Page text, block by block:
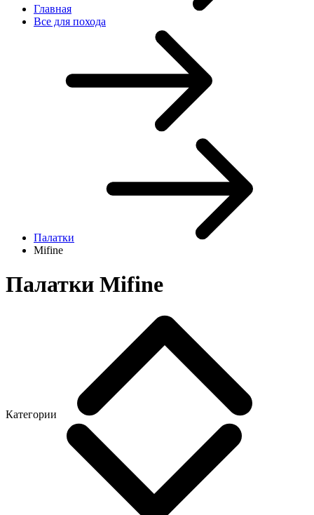
Главная
Все для похода
Палатки
Mifine
Палатки Mifine
Категории